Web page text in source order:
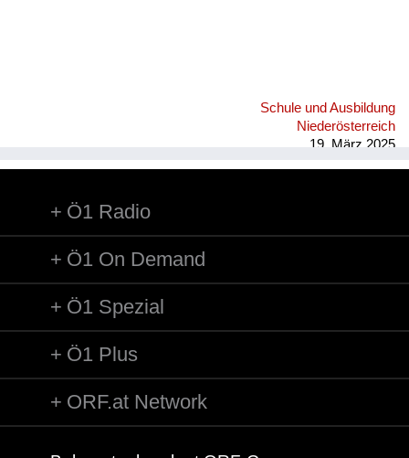
Schule und Ausbildung
Niederösterreich
19. März 2025
Ö1 Radio
Ö1 On Demand
Ö1 Spezial
Ö1 Plus
ORF.at Network